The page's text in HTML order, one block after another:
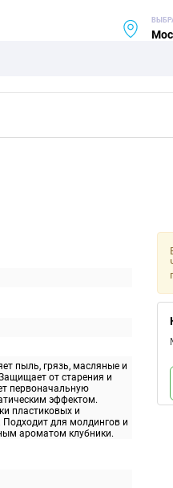
пыль, грязь, масляные и
от старения и
первоначальную
эффектом.
пластиковых и
для молдингов и
ароматом клубники.